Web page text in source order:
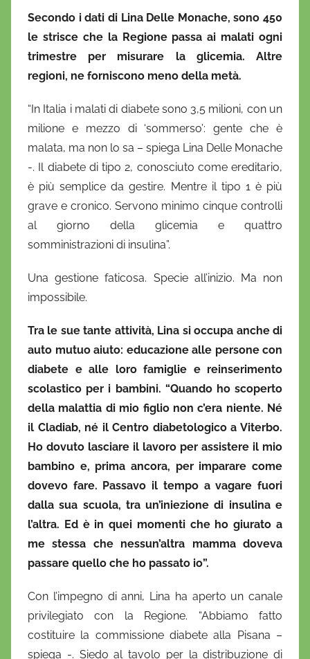
Secondo i dati di Lina Delle Monache, sono 450
le strisce che la Regione passa ai malati ogni
trimestre per misurare la glicemia. Altre
regioni, ne forniscono meno della metà.
“In Italia i malati di diabete sono 3,5 milioni, con un
milione e mezzo di ‘sommerso’: gente che è
malata, ma non lo sa – spiega Lina Delle Monache
-. Il diabete di tipo 2, conosciuto come ereditario,
è più semplice da gestire. Mentre il tipo 1 è più
grave e cronico. Servono minimo cinque controlli
al giorno della glicemia e quattro
somministrazioni di insulina”.
Una gestione faticosa. Specie all’inizio. Ma non
impossibile.
Tra le sue tante attività, Lina si occupa anche di
auto mutuo aiuto: educazione alle persone con
diabete e alle loro famiglie e reinserimento
scolastico per i bambini. “Quando ho scoperto
della malattia di mio figlio non c’era niente. Né
il Cladiab, né il Centro diabetologico a Viterbo.
Ho dovuto lasciare il lavoro per assistere il mio
bambino e, prima ancora, per imparare come
dovevo fare. Passavo il tempo a vagare fuori
dalla sua scuola, tra un’iniezione di insulina e
l’altra. Ed è in quei momenti che ho giurato a
me stessa che nessun’altra mamma doveva
passare quello che ho passato io”.
Con l’impegno di anni, Lina ha aperto un canale
privilegiato con la Regione. “Abbiamo fatto
costituire la commissione diabete alla Pisana –
spiega -. Siedo al tavolo per la distribuzione di